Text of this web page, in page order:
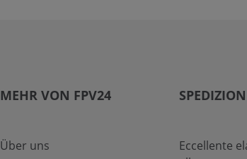
MEHR VON FPV24
Über uns
Eccellente